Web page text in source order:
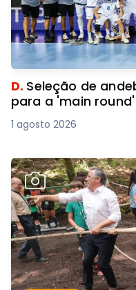
D. Seleção de
para a 'main
1 agosto 2026